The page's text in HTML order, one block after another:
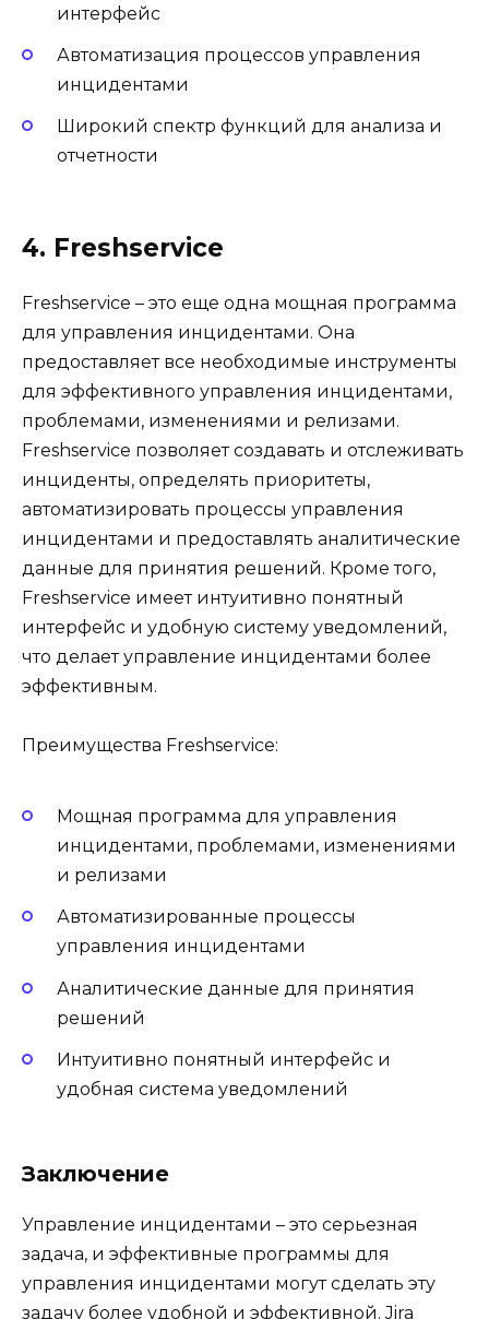
интерфейс
Автоматизация процессов управления
инцидентами
Широкий спектр функций для анализа и
отчетности
4. Freshservice
Freshservice – это еще одна мощная программа
для управления инцидентами. Она
предоставляет все необходимые инструменты
для эффективного управления инцидентами,
проблемами, изменениями и релизами.
Freshservice позволяет создавать и отслеживать
инциденты, определять приоритеты,
автоматизировать процессы управления
инцидентами и предоставлять аналитические
данные для принятия решений. Кроме того,
Freshservice имеет интуитивно понятный
интерфейс и удобную систему уведомлений,
что делает управление инцидентами более
эффективным.
Преимущества Freshservice:
Мощная программа для управления
инцидентами, проблемами, изменениями
и релизами
Автоматизированные процессы
управления инцидентами
Аналитические данные для принятия
решений
Интуитивно понятный интерфейс и
удобная система уведомлений
Заключение
Управление инцидентами – это серьезная
задача, и эффективные программы для
управления инцидентами могут сделать эту
задачу более удобной и эффективной. Jira